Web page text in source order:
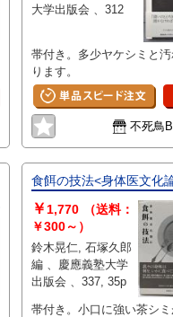
大学出版会 、312
帯付き。多少ヤケシミと
ります。
不死鳥
食餌の技法<身体医文化
￥ 1,770
（送料：
￥300～）
鈴木晃仁, 石塚久郎
編 、慶應義塾大学
出版会 、337, 35p
帯付き。小口に強い茶シミ